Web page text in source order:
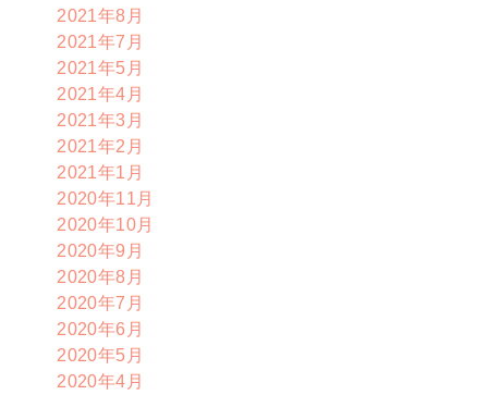
2021年8月
2021年7月
2021年5月
2021年4月
2021年3月
2021年2月
2021年1月
2020年11月
2020年10月
2020年9月
2020年8月
2020年7月
2020年6月
2020年5月
2020年4月